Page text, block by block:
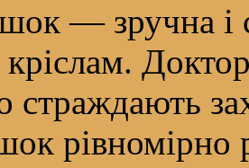
— зручна і
рівномірно